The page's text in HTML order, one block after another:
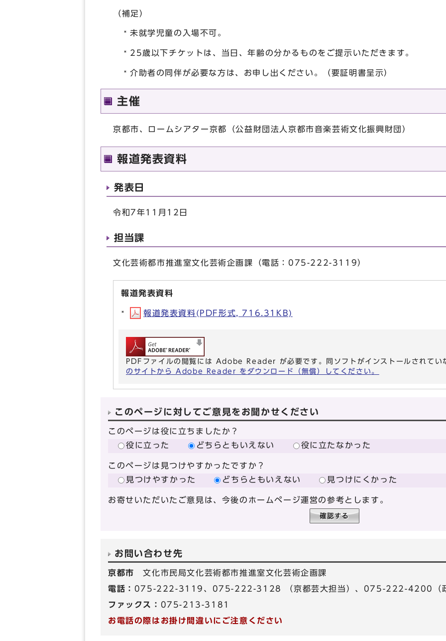
（補足）
未就学児童の入場不可。
25歳以下チケットは、当日、年齢の分かるものをご提示いただきます。
介助者の同伴が必要な方は、お申し出ください。（要証明書呈示）
主催
京都市、ロームシアター京都（公益財団法人京都市音楽芸術文化振興財団）
報道発表資料
発表日
令和7年11月12日
担当課
文化芸術都市推進室文化芸術企画課（電話：075-222-3119）
報道発表資料
報道発表資料(PDF形式, 716.31KB)
PDFファイルの閲覧には Adobe Reader が必要です。同ソフトがインストールされてい
のサイトから Adobe Reader をダウンロード（無償）してください。
このページに対してご意見をお聞かせください
このページは役に立ちましたか？
役に立った
どちらともいえない 役に立たなかった
このページは見つけやすかったですか？
見つけやすかった
どちらともいえない 見つけにくかった
お寄せいただいたご意見は、今後のホームページ運営の参考とします。
お問い合わせ先
京都市文化市民局文化芸術都市推進室文化芸術企画課
電話： 075-222-3119、075-222-3128 （京都芸大担当）、075-222-4200（政
ファックス： 075-213-3181
お電話の際はお掛け間違いにご注意ください